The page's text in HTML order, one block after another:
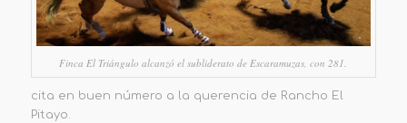
Finca El Triángulo alcanzó el subliderato de Escaramuzas, con 281.
cita en buen número a la querencia de Rancho El
Pitayo.